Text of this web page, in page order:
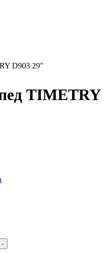
D903 29"
TIMETRY
-